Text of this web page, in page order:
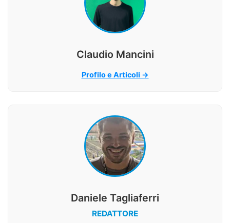
Claudio Mancini
Profilo e Articoli →
Daniele Tagliaferri
REDATTORE